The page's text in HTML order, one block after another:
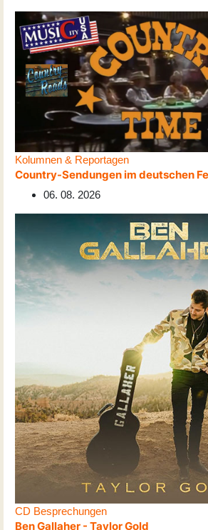
Kolumnen & Reportagen
Country-Sendungen im deutschen
06. 08. 2026
CD Besprechungen
Ben Gallaher - Taylor Gold